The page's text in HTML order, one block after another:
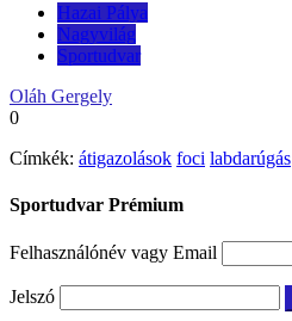
Hazai Pálya
Nagyvilág
Sportudvar
Oláh Gergely
0
Címkék: átigazolások foci labdarúgás
Sportudvar Prémium
Felhasználónév vagy Email
Jelszó